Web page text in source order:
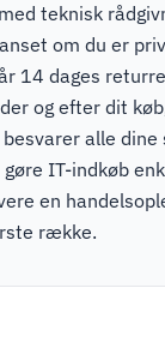
teknisk
om du er
14 dages
og efter dit
alle
IT-indkøb
en
række.